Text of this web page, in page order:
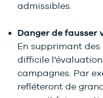
admissibles.
Danger de fausser
En supprimant
difficile
campagnes. Par
refléteront de